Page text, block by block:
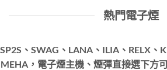
熱門電子煙
SP2S、SWAG、LANA、ILIA、RELX、
MEHA，電子煙主機、煙彈直接選下方